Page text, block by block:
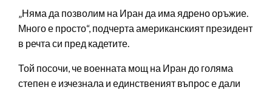
„Няма да позволим на Иран да има ядрено оръжие.
Много е просто“, подчерта американският президент
в речта си пред кадетите.
Той посочи, че военната мощ на Иран до голяма
степен е изчезнала и единственият въпрос е дали